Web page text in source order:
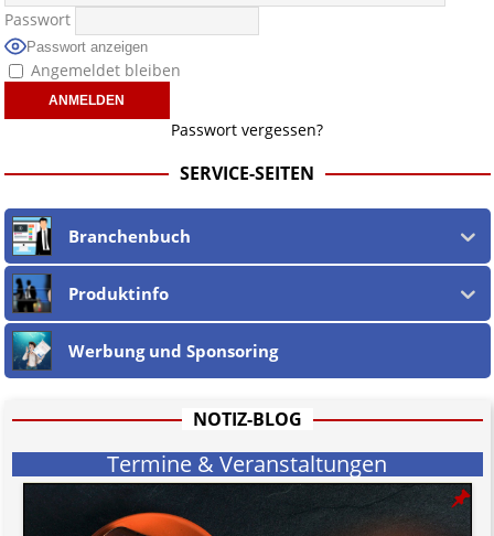
Passwort
Passwort anzeigen
Angemeldet bleiben
Passwort vergessen?
SERVICE-SEITEN
Branchenbuch
Produktinfo
Werbung und Sponsoring
NOTIZ-BLOG
Termine & Veranstaltungen